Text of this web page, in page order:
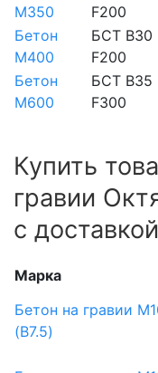
М350
F200
Бетон
М400
БСТ В30
F200
Бетон
М600
БСТ В35
F300
Купить
гравии
с
Марка
Бетон на гравии
(B7.5)